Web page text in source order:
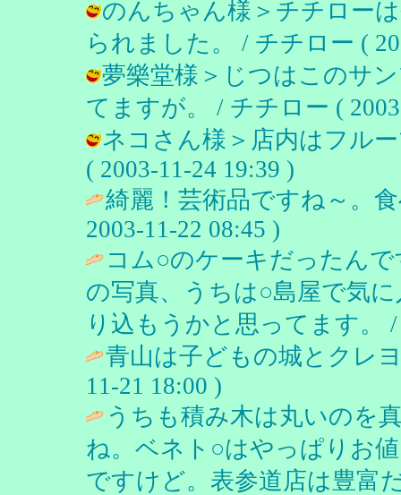
のんちゃん様＞チチロー
られました。 / チチロー (
夢樂堂様＞じつはこのサ
てますが。 / チチロー (
ネコさん様＞店内はフル
( 2003-11-24 19:39 )
綺麗！芸術品ですね～。
2003-11-22 08:45 )
コム○のケーキだったん
の写真、うちは○島屋で気
り込もうかと思ってます。
青山は子どもの城とクレ
11-21 18:00 )
うちも積み木は丸いのを
ね。ベネト○はやっぱりお
ですけど。表参道店は豊富